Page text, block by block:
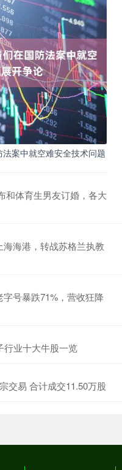
案中就空难安全技术问题
和体育生男友订婚，各大
海港，转战苏格兰执教
号暴跌71%，营收狂降
行业十大牛股一览
交易 合计成交11.50万股